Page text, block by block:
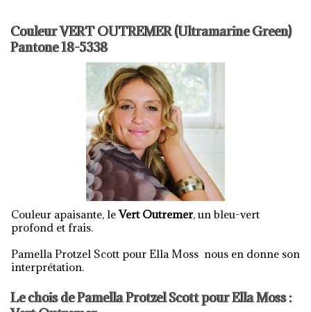
Couleur VERT OUTREMER (Ultramarine Green)
Pantone 18-5338
Couleur apaisante, leVert Outremer, un bleu-vert
profond et frais.
Pamella Protzel Scott pour Ella Moss nous en donne son
interprétation.
Le chois de Pamella Protzel Scott pour Ella Moss :